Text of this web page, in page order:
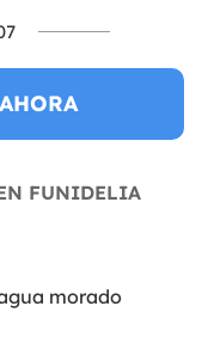
FUNIDELIA
morado